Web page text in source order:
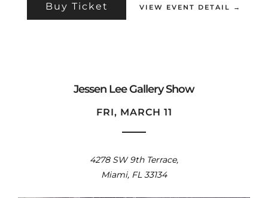
Buy Ticket VIEW EVENT DETAIL →
Jessen Lee Gallery Show
FRI, MARCH 11
4278 SW 9th Terrace,
Miami, FL 33134